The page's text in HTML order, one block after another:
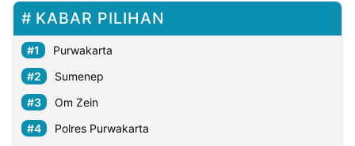
KABAR PILIHAN
Purwakarta
Sumenep
Om Zein
Polres Purwakarta